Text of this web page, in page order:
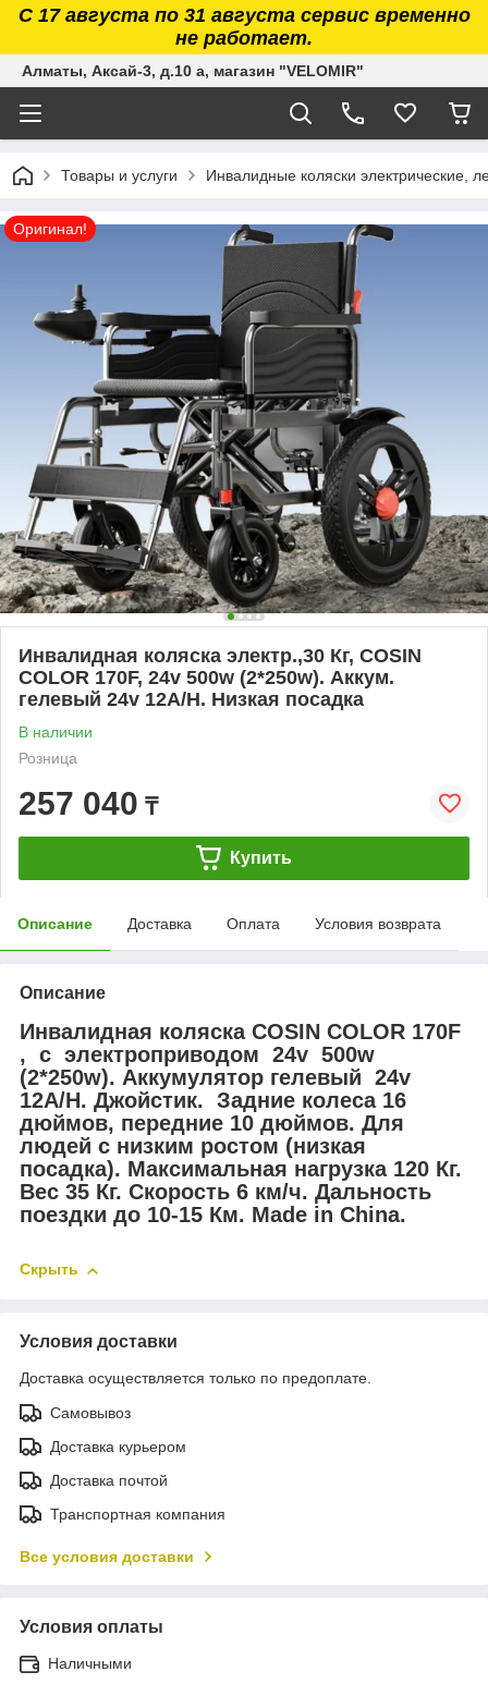
С 17 августа по 31 августа сервис временно
не работает.
Алматы, Аксай-3, д.10 а, магазин "VELOMIR"
Товары и услуги Инвалидные коляски электрические,
Оригинал!
Инвалидная коляска электр.,30 Кг, COSIN
COLOR 170F, 24v 500w (2*250w). Аккум.
гелевый 24v 12A/H. Низкая посадка
В наличии
Розница
257 040 ₸
Купить
Описание Доставка Оплата Условия возврата
Описание
Инвалидная коляска COSIN COLOR 170F
, с электроприводом 24v 500w
(2*250w). Аккумулятор гелевый 24v
12A/H. Джойстик. Задние колеса 16
дюймов, передние 10 дюймов. Для
людей с низким ростом (низкая
посадка). Максимальная нагрузка 120 Кг.
Вес 35 Кг. Скорость 6 км/ч. Дальность
поездки до 10-15 Км. Made in China.
Скрыть
Условия доставки
Доставка осуществляется только по предоплате.
Самовывоз
Доставка курьером
Доставка почтой
Транспортная компания
Все условия доставки
Условия оплаты
Наличными